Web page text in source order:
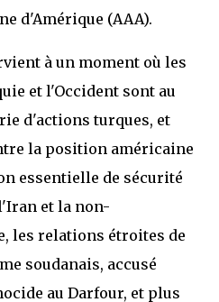
d'Amérique (AAA).
à un moment où les
et l'Occident sont au
d'actions turques, et
la position américaine
essentielle de sécurité
et la non-
les relations étroites de
soudanais, accusé
au Darfour, et plus